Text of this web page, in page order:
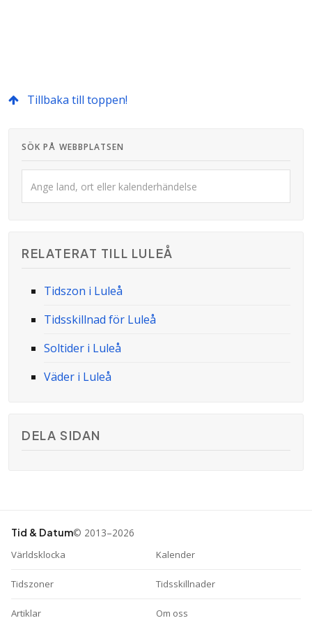
Tillbaka till toppen!
SÖK PÅ WEBBPLATSEN
RELATERAT TILL LULEÅ
Tidszon i Luleå
Tidsskillnad för Luleå
Soltider i Luleå
Väder i Luleå
DELA SIDAN
Tid & Datum© 2013–2026
Världsklocka Kalender
Tidszoner Tidsskillnader
Artiklar Om oss